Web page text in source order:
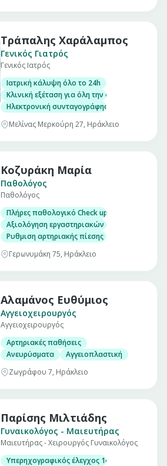
Τράπαλης Χαράλαμπος
Γενικός Γιατρός
Γενικός Ιατρός
Ιατρική κάλυψη όλο το 24h
Κλινική εξέταση για όλη την οικογένεια
Ηλεκτρονική συνταγογράφηση/Έκδοση
Μελίνας Μερκούρη 27, Ηράκλειο
Κοζυράκη Μαρία
Παθολόγος
Παθολόγος
Πλήρες παθολογικό Check up σε άνδρες και
Αξιολόγηση εργαστηριακών εξετάσεων
Ρυθμιση αρτηριακής πίεσης
Γερωνυμάκη 75, Ηράκλειο
Αλαμάνος Ευθύμιος
Αγγειοχειρουργός
Αγγειοχειρουργός
Αρτηριακές παθήσεις
Ανευρύσματα
Αγγειοπλαστική
Ζωγράφου 7, Ηράκλειο
Παρίσης Μιλτιάδης
Γυναικολόγος - Μαιευτήρας
Μαιευτήρας - Χειρουργός Γυναικολόγος
Υπερηχογραφικός έλεγχος 1ου τριμήνου